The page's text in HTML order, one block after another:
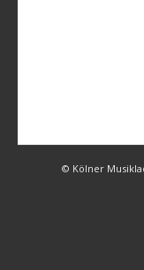
© Kölner